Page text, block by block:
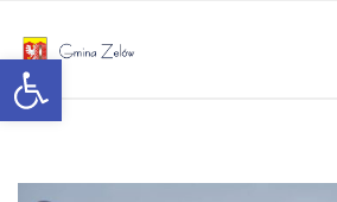
Otwórz pasek narzędzi